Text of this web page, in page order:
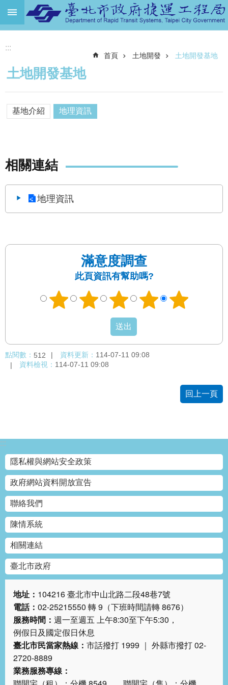
跳到主要內容區塊
階
尋
介
紹
路
土
廉
政
網
站
導
覽
回
首
頁
English
陳
情
系
統
常
見
問
:::
首頁 土地開發 土地開發基地
土地開發基地
基地介紹 地理資訊
相關連結
地理資訊
滿意度調查
此頁資訊有幫助嗎?
點閱數： 512 資料更新： 114-07-11 09:08
資料檢視： 114-07-11 09:08
回上一頁
:::
隱私權與網站安全政策
政府網站資料開放宣告
聯絡我們
陳情系統
相關連結
臺北市政府
地址： 104216 臺北市中山北路二段48巷7號
電話： 02-25215550 轉 9（下班時間請轉 8676）
服務時間： 週一至週五 上午8:30至下午5:30，
例假日及國定假日休息
臺北市民當家熱線： 市話撥打 1999 ｜ 外縣市撥打 02-
2720-8889
業務服務專線：